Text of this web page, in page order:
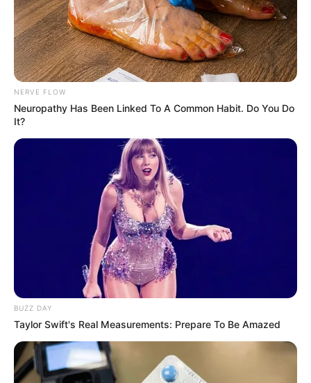
NERVE FLOW
Neuropathy Has Been Linked To A Common Habit. Do You Do
It?
BUZZ DAY
Taylor Swift's Real Measurements: Prepare To Be Amazed